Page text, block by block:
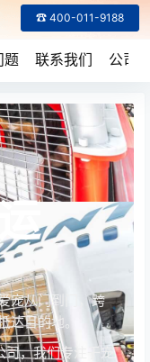
题 联系我们 公司
☎ 400-011-9188
宠从门到门，跨
达目的地。
司，我们专注于宠